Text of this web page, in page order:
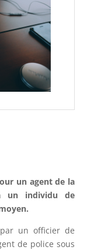
un agent de la
un individu de
un officier de
de police sous